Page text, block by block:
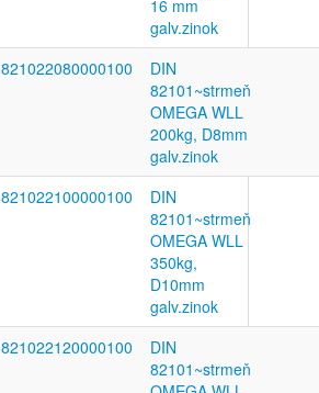
16 mm
galv.zinok
821022080000100
DIN
82101~strmeň
OMEGA WLL
200kg, D8mm
galv.zinok
821022100000100
DIN
82101~strmeň
OMEGA WLL
350kg,
D10mm
galv.zinok
821022120000100
DIN
82101~strmeň